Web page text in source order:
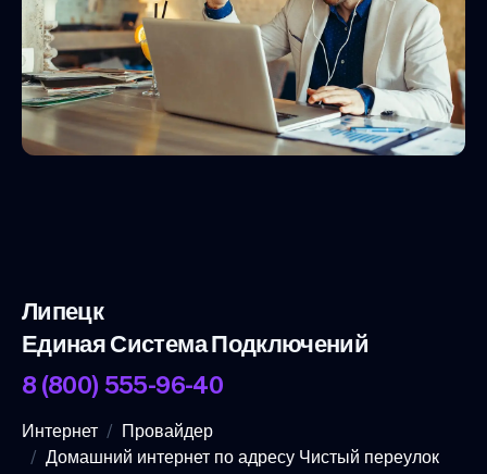
Липецк
Единая Система Подключений
8 (800) 555-96-40
Интернет
Провайдер
Домашний интернет по адресу Чистый переулок